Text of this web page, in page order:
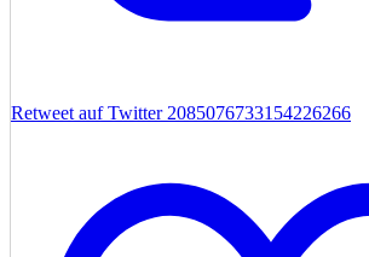
Retweet auf Twitter 2085076733154226266